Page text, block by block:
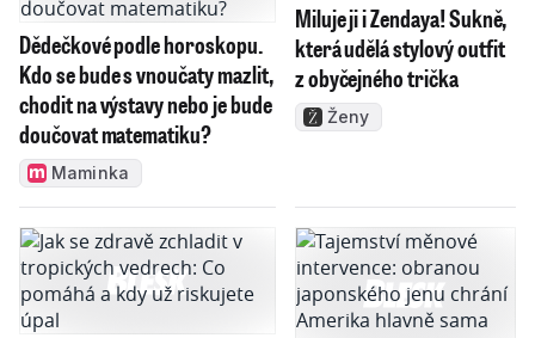
Dědečkové podle horoskopu.
Kdo se bude s vnoučaty mazlit,
chodit na výstavy nebo je bude
doučovat matematiku?
Maminka
Miluje ji i Zendaya! Sukně,
která udělá stylový outfit
z obyčejného trička
Ženy